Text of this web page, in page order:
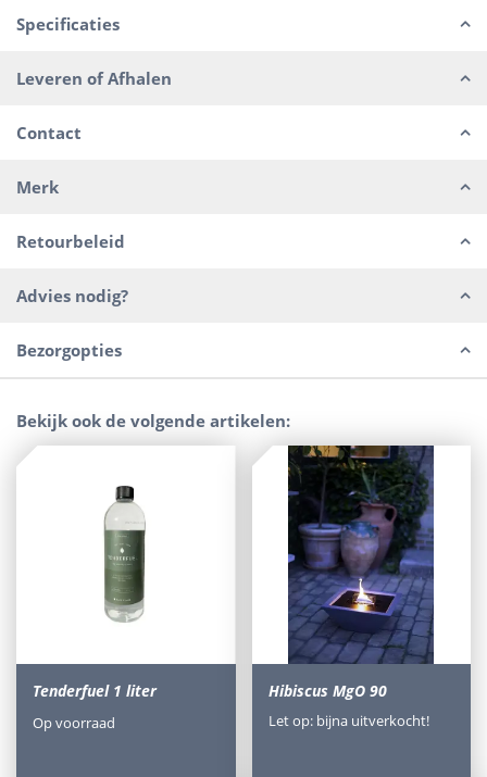
Specificaties
Leveren of Afhalen
Contact
Merk
Retourbeleid
Advies nodig?
Bezorgopties
Bekijk ook de volgende artikelen:
Tenderfuel 1 liter
Op voorraad
Hibiscus MgO 90
Let op: bijna uitverkocht!